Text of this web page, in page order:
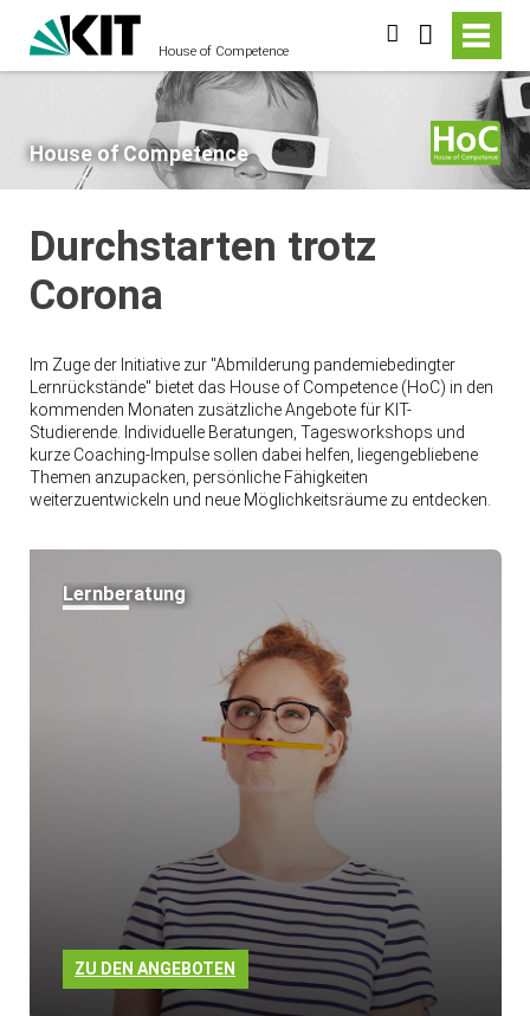
House of Competence
suchen
House of Competence
Durchstarten trotz
Corona
Im Zuge der Initiative zur "Abmilderung pandemiebedingter
Lernrückstände" bietet das House of Competence (HoC) in den
kommenden Monaten zusätzliche Angebote für KIT-
Studierende. Individuelle Beratungen, Tagesworkshops und
kurze Coaching-Impulse sollen dabei helfen, liegengebliebene
Themen anzupacken, persönliche Fähigkeiten
weiterzuentwickeln und neue Möglichkeitsräume zu entdecken.
Lernberatung
ZU DEN ANGEBOTEN